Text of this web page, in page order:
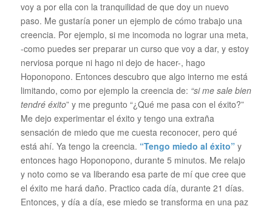
voy a por ella con la tranquilidad de que doy un nuevo
paso. Me gustaría poner un ejemplo de cómo trabajo una
creencia. Por ejemplo, si me incomoda no lograr una meta,
-como puedes ser preparar un curso que voy a dar, y estoy
nerviosa porque ni hago ni dejo de hacer-, hago
Hoponopono. Entonces descubro que algo interno me está
limitando, como por ejemplo la creencia de: “si me sale bien
tendré éxito” y me pregunto “¿Qué me pasa con el éxito?”
Me dejo experimentar el éxito y tengo una extraña
sensación de miedo que me cuesta reconocer, pero qué
está ahí. Ya tengo la creencia. “Tengo miedo al éxito”y
entonces hago Hoponopono, durante 5 minutos. Me relajo
y noto como se va liberando esa parte de mí que cree que
el éxito me hará daño. Practico cada día, durante 21 días.
Entonces, y día a día, ese miedo se transforma en una paz